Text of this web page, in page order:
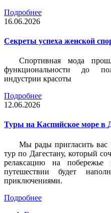
Подробнее
16.06.2026
Секреты успеха женской
Спортивная мода
функциональности до
индустрии красоты
Подробнее
12.06.2026
Туры на Каспийское море в
Мы рады пригласить
тур по Дагестану, который
релаксацию на
путешествии будет
приключениями.
Подробнее